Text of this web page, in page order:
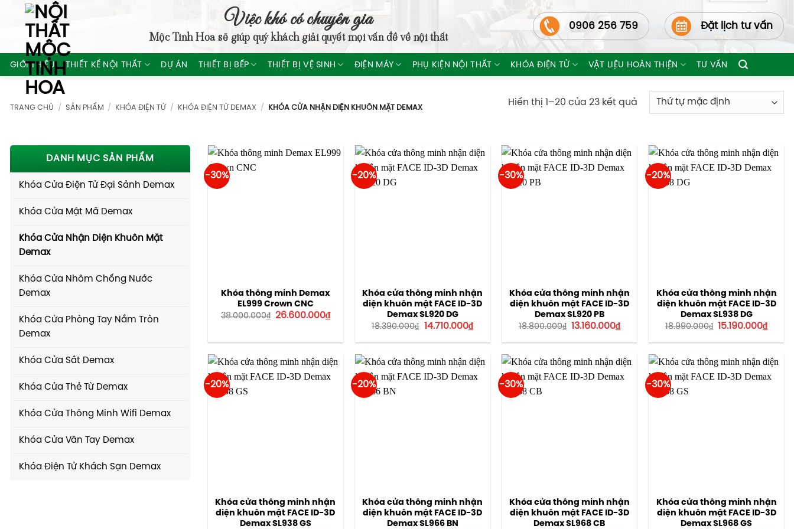
content
Việc khó có chuyên gia
Mộc Tinh Hoasẽ giúp quý khách giải quyết mọi vấn đề về nội thất
0906 256 759 Đặt lịch tư vấn
GIỚI THIỆU THIẾT KẾ NỘI THẤT DỰ ÁN THIẾT BỊ BẾP THIẾT BỊ VỆ SINH ĐIỆN MÁY PHỤ KIỆN NỘI THẤT KHÓA ĐIỆN TỬ VẬT LIỆU HOÀN THIỆN TƯ VẤN
TRANG CHỦ / SẢN PHẨM / KHÓA ĐIỆN TỬ / KHÓA ĐIỆN TỬ DEMAX / KHÓA CỬA NHẬN DIỆN KHUÔN MẶT DEMAX
Hiển thị 1–20 của 23 kết quả
DANH MỤC SẢN PHẨM
Khóa Cửa Điện Tử Đại Sảnh Demax
Khóa Cửa Mật Mã Demax
Khóa Cửa Nhận Diện Khuôn Mặt
Demax
Khóa Cửa Nhôm Chống Nước
Demax
Khóa Cửa Phòng Tay Nắm Tròn
Demax
Khóa Cửa Sắt Demax
Khóa Cửa Thẻ Từ Demax
Khóa Cửa Thông Minh Wifi Demax
Khóa Cửa Vân Tay Demax
Khóa Điện Tử Khách Sạn Demax
-30%
Khóa thông minh Demax
EL999 Crown CNC
38.000.000₫ Giá
26.600.000₫Giá
hiện
-20%
Khóa cửa thông minh nhận
diện khuôn mặt FACE ID-3D
Demax SL920 DG
18.390.000₫ Giá
là:
14.710.000₫Giá
hiện
tại
14.710.000₫.
-30%
Khóa cửa thông minh nhận
diện khuôn mặt FACE ID-3D
Demax SL920 PB
18.800.000₫ Giá
là:
13.160.000₫Giá
hiện
tại
13.160.000₫.
-20%
Khóa cửa thông minh nhận
diện khuôn mặt FACE ID-3D
Demax SL938 DG
18.990.000₫ Giá
là:
15.190.000₫Giá
hiện
tại
-20%
Khóa cửa thông minh nhận
diện khuôn mặt FACE ID-3D
Demax SL938 GS
-20%
Khóa cửa thông minh nhận
diện khuôn mặt FACE ID-3D
Demax SL966 BN
-30%
Khóa cửa thông minh nhận
diện khuôn mặt FACE ID-3D
Demax SL968 CB
-30%
Khóa cửa thông minh nhận
diện khuôn mặt FACE ID-3D
Demax SL968 GS